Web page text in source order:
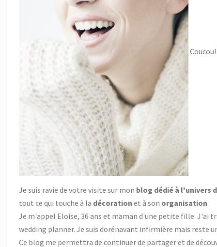
Coucou!
Je suis ravie de votre visite sur mon blog dédié à l'univers
tout ce qui touche à la décoration et à son organisation.
Je m'appel Eloise, 36 ans et maman d'une petite fille. J'ai
wedding planner. Je suis dorénavant infirmière mais reste
Ce blog me permettra de continuer de partager et de